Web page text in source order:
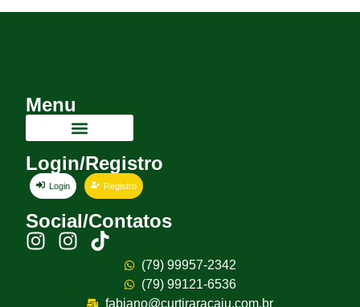
Menu
Login/Registro
Login Registro
Social/Contatos
(79) 99957-2342
(79) 99121-6536
fabiano@curtiraracaju.com.br